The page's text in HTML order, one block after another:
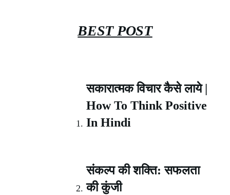
BEST POST
सकारात्मक विचार कैसे लाये |
How To Think Positive
In Hindi
संकल्प की शक्ति: सफलता
की कुंजी